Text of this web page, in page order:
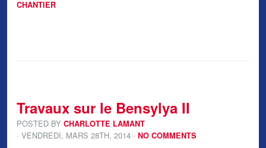
CHANTIER
Travaux sur le Bensylya II
POSTED BY CHARLOTTE LAMANT
· VENDREDI, MARS 28TH, 2014 · NO COMMENTS